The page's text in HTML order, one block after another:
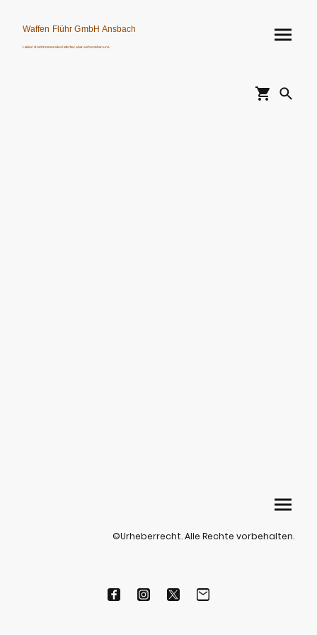
Waffen Flühr GmbH Ansbach
Leider ist nicht immer alles lieferbar, aber wir bemühen uns.
©Urheberrecht. Alle Rechte vorbehalten.